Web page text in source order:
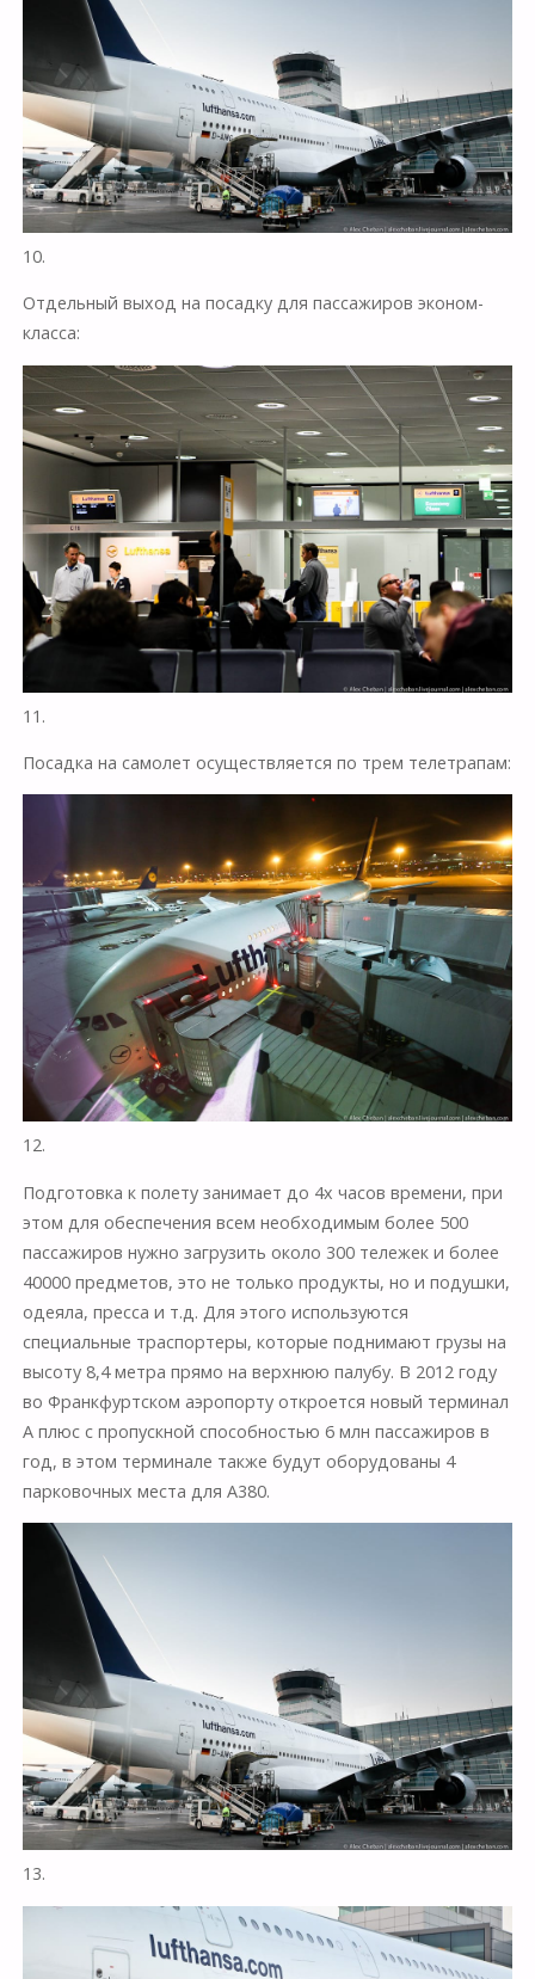
10.
Отдельный выход на посадку для пассажиров эконом-
класса:
11.
Посадка на самолет осуществляется по трем телетрапам:
12.
Подготовка к полету занимает до 4х часов времени, при
этом для обеспечения всем необходимым более 500
пассажиров нужно загрузить около 300 тележек и более
40000 предметов, это не только продукты, но и подушки,
одеяла, пресса и т.д. Для этого используются
специальные траспортеры, которые поднимают грузы на
высоту 8,4 метра прямо на верхнюю палубу. В 2012 году
во Франкфуртском аэропорту откроется новый терминал
А плюс с пропускной способностью 6 млн пассажиров в
год, в этом терминале также будут оборудованы 4
парковочных места для А380.
13.